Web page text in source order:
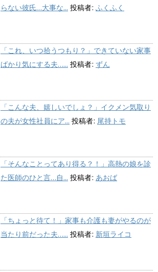
らない彼氏…大事な... 投稿者: ふくふく
「これ、いつ拾うつもり？」できていない家事
ばかり気にする夫…... 投稿者: ずん
「こんな夫、嬉しいでしょ？」イクメン気取り
の夫が女性社員にア... 投稿者: 尾持トモ
「そんなことってあり得る？！」高熱の娘を診
た医師のひと言…自... 投稿者: あおば
「ちょっと待て！」家事も介護も妻がやるのが
当たり前だった夫…... 投稿者: 新垣ライコ